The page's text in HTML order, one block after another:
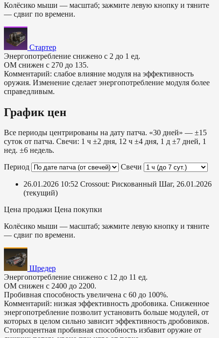
Колёсико мыши — масштаб; зажмите левую кнопку и тяните
— сдвиг по времени.
Стартер
Энергопотребление снижено с 2 до 1 ед.
ОМ снижен с 270 до 135.
Комментарий: слабое влияние модуля на эффективность
оружия. Изменение сделает энергопотребление модуля более
справедливым.
График цен
Все периоды центрированы на дату патча. «30 дней» — ±15
суток от патча. Свечи: 1 ч ±2 дня, 12 ч ±4 дня, 1 д ±7 дней, 1
нед. ±6 недель.
Период
Свечи
26.01.2026 10:52 Crossout: Рискованный Шаг, 26.01.2026
(текущий)
Цена продажи Цена покупки
Колёсико мыши — масштаб; зажмите левую кнопку и тяните
— сдвиг по времени.
Шредер
Энергопотребление снижено с 12 до 11 ед.
ОМ снижен с 2400 до 2200.
Пробивная способность увеличена с 60 до 100%.
Комментарий: низкая эффективность дробовика. Сниженное
энергопотребление позволит установить больше модулей, от
которых в целом сильно зависит эффективность дробовиков.
Стопроцентная пробивная способность избавит оружие от